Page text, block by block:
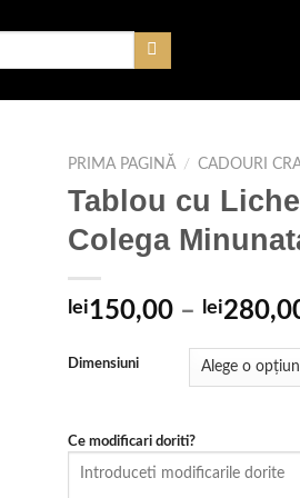
PRIMA PAGINĂ / CADOURI
Tablou cu
Colega
lei150,00 – lei
Dimensiuni
Ce modificari doriti?